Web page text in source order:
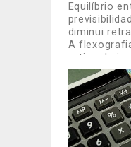
Equilíbrio
diminui
A
rotina de